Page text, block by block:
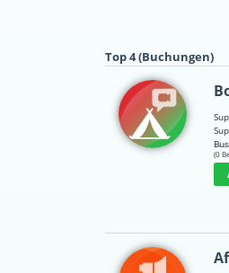
Top 4 (Buchungen)
☆☆☆☆
(0